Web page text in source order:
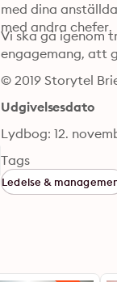
med dina
Vi ska gå igenom
engagemang, att
© 2019 Storytel
Udgivelsesdato
Lydbog: 12.
Tags
Ledelse &